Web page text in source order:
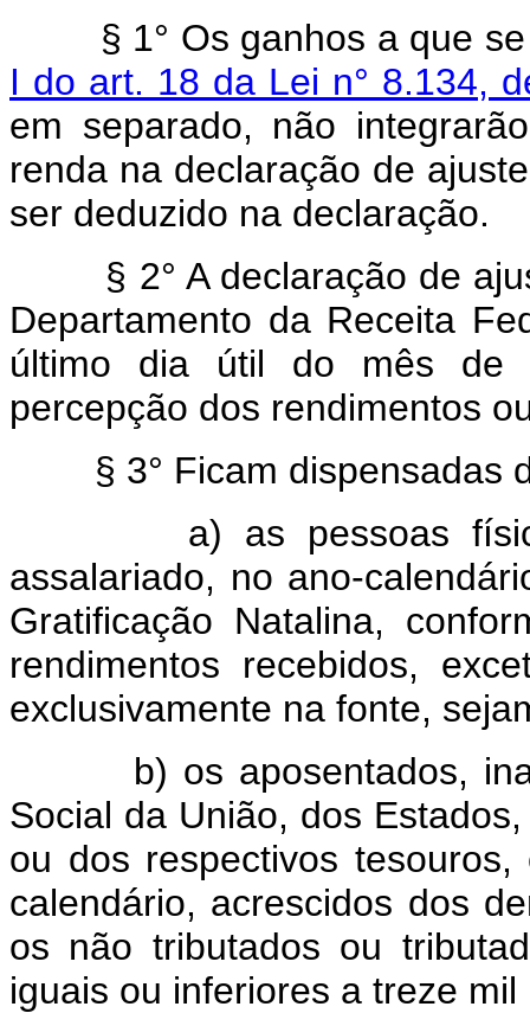
§ 1° Os ganhos a que se
I do art. 18 da Lei n° 8.134,
em separado, não
renda na declaração de
ser deduzido na declaração.
§ 2° A declaração de
Departamento da Receita
último dia útil do mês de
percepção dos rendimentos
§ 3° Ficam dispensadas
a) as pessoas físicas
assalariado, no ano-
Gratificação Natalina,
rendimentos recebidos,
exclusivamente na fonte,
b) os aposentados,
Social da União, dos
ou dos respectivos
calendário, acrescidos dos
os não tributados ou
iguais ou inferiores a treze mil